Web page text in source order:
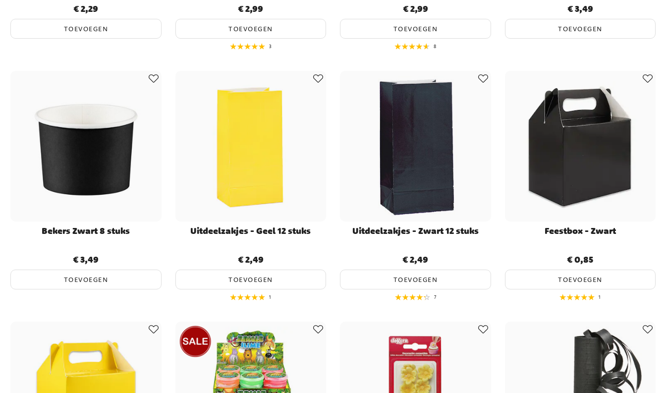
Prijs:€ 2,29
€ 2,29
TOEVOEGEN
Prijs:€ 2,99
€ 2,99
TOEVOEGEN
3
Prijs:€ 2,99
€ 2,99
TOEVOEGEN
8
Prijs:€ 3,49
€ 3,49
TOEVOEGEN
Bekers Zwart 8 stuks
Prijs:€ 3,49
€ 3,49
TOEVOEGEN
Uitdeelzakjes - Geel 12 stuks
Prijs:€ 2,49
€ 2,49
TOEVOEGEN
1
Uitdeelzakjes - Zwart 12 stuks
Prijs:€ 2,49
€ 2,49
TOEVOEGEN
7
Feestbox - Zwart
Prijs:€ 0,85
€ 0,85
TOEVOEGEN
1